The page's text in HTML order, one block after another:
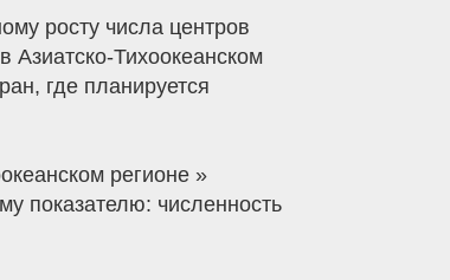
росту числа центров
Тихоокеанском
где планируется
регионе »
показателю: численность